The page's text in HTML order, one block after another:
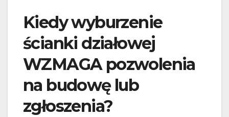
Kiedy wyburzenie
ścianki działowej
WZMAGA pozwolenia
na budowę lub
zgłoszenia?